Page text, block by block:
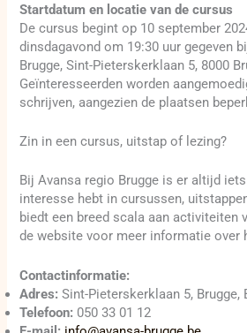
Startdatum en locatie van de cursus
De cursus begint op 10 september
dinsdagavond om 19:30 uur gegeven
Brugge, Sint-Pieterskerklaan 5, 8000
Geïnteresseerden worden
schrijven, aangezien de plaatsen
Zin in een cursus, uitstap of lezing?
Bij Avansa regio Brugge is er altijd
interesse hebt in cursussen,
biedt een breed scala aan activiteiten
de website voor meer informatie over
Contactinformatie:
Adres: Sint-Pieterskerklaan 5, Brugge,
Telefoon: 050 33 01 12